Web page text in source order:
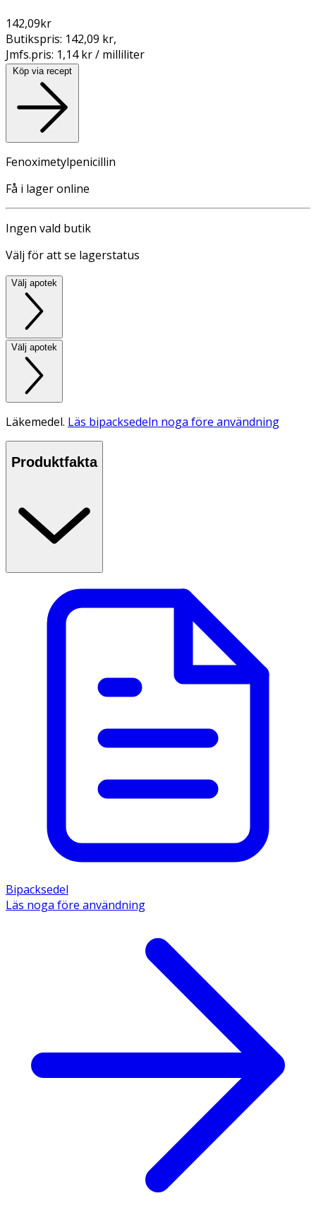
142,09kr
Butikspris: 142,09 kr,
Jmfs.pris: 1,14 kr / milliliter
Köp via recept
Fenoximetylpenicillin
Få i lager online
Ingen vald butik
Välj för att se lagerstatus
Välj apotek
Välj apotek
Läkemedel. Läs bipacksedeln noga före användning
Produktfakta
Bipacksedel
Läs noga före användning